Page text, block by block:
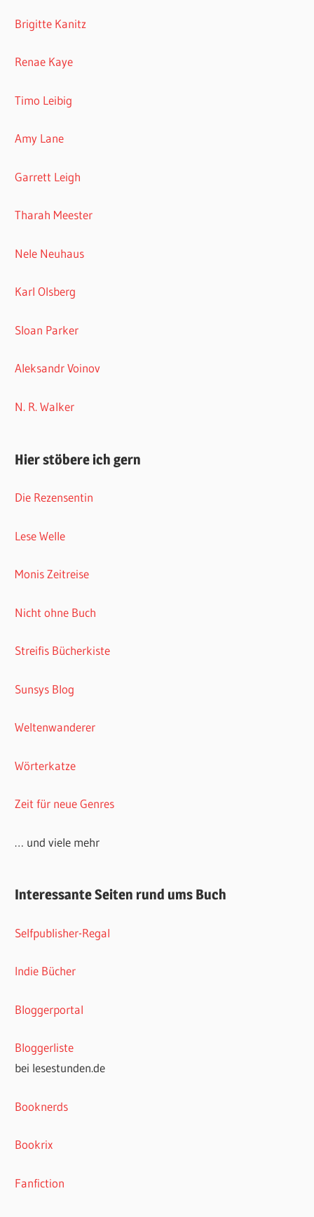
Brigitte Kanitz
Renae Kaye
Timo Leibig
Amy Lane
Garrett Leigh
Tharah Meester
Nele Neuhaus
Karl Olsberg
Sloan Parker
Aleksandr Voinov
N. R. Walker
Hier stöbere ich gern
Die Rezensentin
Lese Welle
Monis Zeitreise
Nicht ohne Buch
Streifis Bücherkiste
Sunsys Blog
Weltenwanderer
Wörterkatze
Zeit für neue Genres
… und viele mehr
Interessante Seiten rund ums Buch
Selfpublisher-Regal
Indie Bücher
Bloggerportal
Bloggerliste
bei lesestunden.de
Booknerds
Bookrix
Fanfiction